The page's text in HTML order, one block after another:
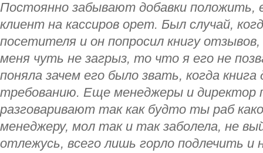
Постоянно забывают добавки положить,
клиент на кассиров орет. Был случай,
посетителя и он попросил книгу
меня чуть не загрыз, то что я его не
поняла зачем его было звать, когда
требованию. Еще менеджеры и директор
разговаривают так как будто ты раб
менеджеру, мол так и так заболела, не
отлежусь, всего лишь горло подлечить